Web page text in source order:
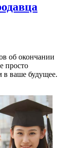
об окончании
просто
ваше будущее.